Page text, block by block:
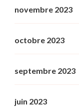
novembre 2023
octobre 2023
septembre 2023
juin 2023